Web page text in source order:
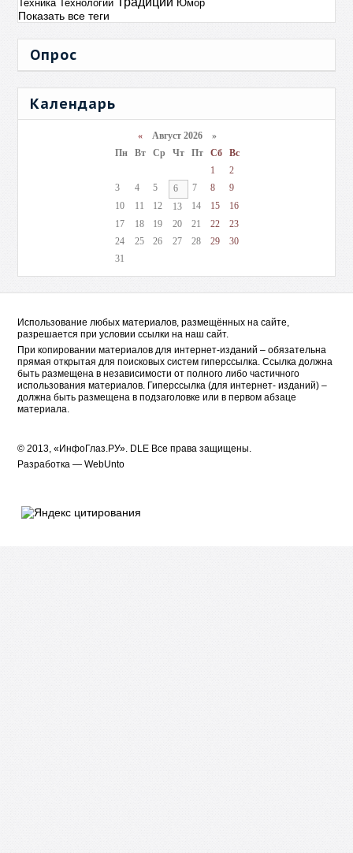
Техника Технологии Юмор
Показать все теги
Опрос
Календарь
«Август 2026 »
Пн
Вт Ср Чт Пт Сб
Вс
1
2
3
4 5 6 7 8
9
10
11 12 13 14 15
16
17
18 19 20 21 22
23
24
25 26 27 28 29
30
31
Использование любых материалов, размещённых на сайте,
разрешается при условии ссылки на наш сайт.
При копировании материалов для интернет-изданий – обязательна
прямая открытая для поисковых систем гиперссылка. Ссылка должна
быть размещена в независимости от полного либо частичного
использования материалов. Гиперссылка (для интернет- изданий) –
должна быть размещена в подзаголовке или в первом абзаце
материала.
© 2013, «ИнфоГлаз.РУ». DLE Все права защищены.
Разработка —WebUnto